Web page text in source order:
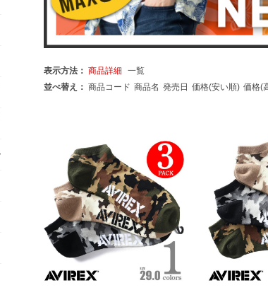
表示方法： 商品詳細
一覧
並べ替え： 商品コード 商品名 発売日 価格(安い順) 価格(